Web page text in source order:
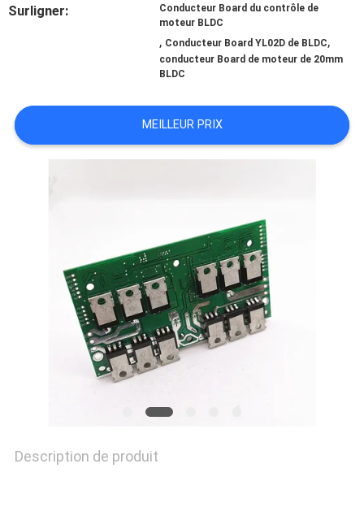
CONTACT
TOUS
DEMANDE
DE
SOUMISSION
Surligner:
Conducteur Board du contrôle de
moteur BLDC
, Conducteur Board YL02D de BLDC,
conducteur Board de moteur de 20mm
BLDC
MEILLEUR PRIX
Description de produit